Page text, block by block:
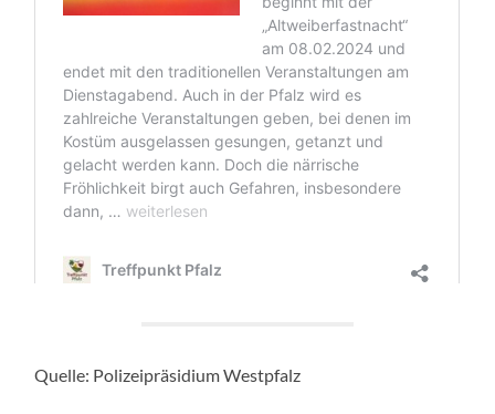
Quelle: Polizeipräsidium Westpfalz